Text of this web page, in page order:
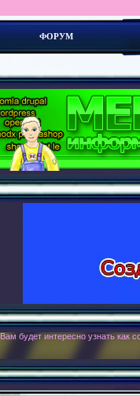
ФОРУМ
Современные сайты - это